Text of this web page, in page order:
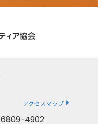
アクセスマップ
4902